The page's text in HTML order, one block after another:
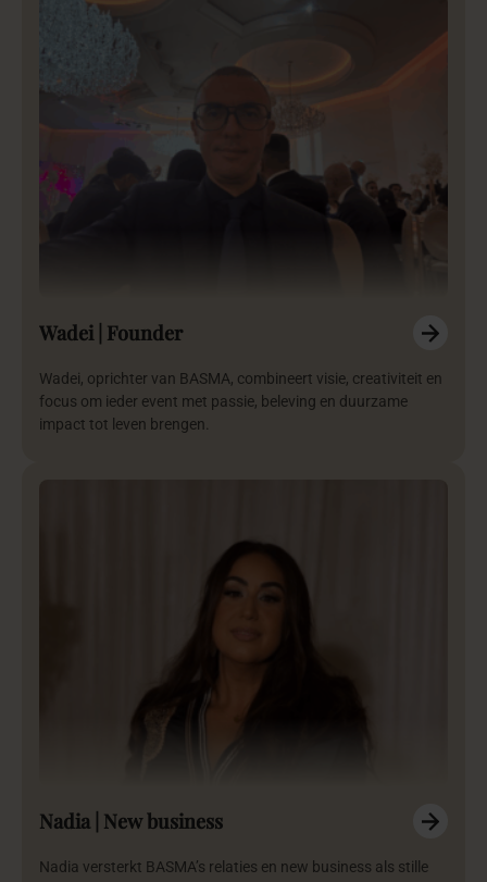
Wadei | Founder
Wadei, oprichter van BASMA, combineert visie, creativiteit en
focus om ieder event met passie, beleving en duurzame
impact tot leven brengen.
Nadia | New business
Nadia versterkt BASMA’s relaties en new business als stille